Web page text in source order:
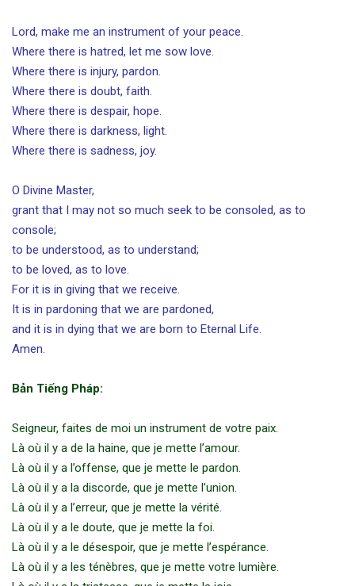
Lord, make me an instrument of your peace.
Where there is hatred, let me sow love.
Where there is injury, pardon.
Where there is doubt, faith.
Where there is despair, hope.
Where there is darkness, light.
Where there is sadness, joy.
O Divine Master,
grant that I may not so much seek to be consoled, as to
console;
to be understood, as to understand;
to be loved, as to love.
For it is in giving that we receive.
It is in pardoning that we are pardoned,
and it is in dying that we are born to Eternal Life.
Amen.
Bản Tiếng Pháp:
Seigneur, faites de moi un instrument de votre paix.
Là où il y a de la haine, que je mette l’amour.
Là où il y a l’offense, que je mette le pardon.
Là où il y a la discorde, que je mette l’union.
Là où il y a l’erreur, que je mette la vérité.
Là où il y a le doute, que je mette la foi.
Là où il y a le désespoir, que je mette l’espérance.
Là où il y a les ténèbres, que je mette votre lumière.